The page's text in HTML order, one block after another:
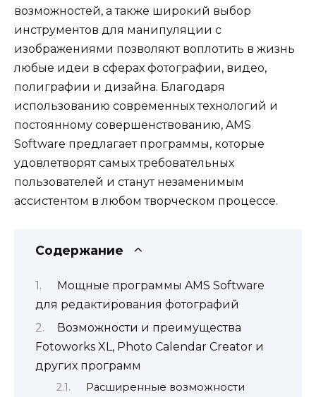
возможностей, а также широкий выбор
инструментов для манипуляции с
изображениями позволяют воплотить в жизнь
любые идеи в сферах фотографии, видео,
полиграфии и дизайна. Благодаря
использованию современных технологий и
постоянному совершенствованию, AMS
Software предлагает программы, которые
удовлетворят самых требовательных
пользователей и станут незаменимым
ассистентом в любом творческом процессе.
Содержание
Мощные программы AMS Software
для редактирования фотографий
Возможности и преимущества
Fotoworks XL, Photo Calendar Creator и
других программ
Расширенные возможности